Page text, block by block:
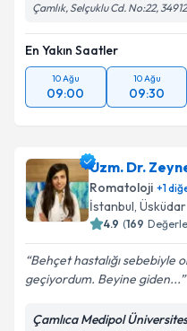
Kişisel verilerimin
Metni'ni okudum
kapsamda
Takvim
Çamlık, Selçuklu Cd. No:22,
En Yakın Saatler
10 Ağu
09:00
10 Ağu
09:30
Uzm. Dr.
Romatoloji +1
İstanbul, Üsküdar
4.9 (169
Behçet hastalığı sebebiyle
geçiyordum. Beyine giden...
Çamlıca Medipol